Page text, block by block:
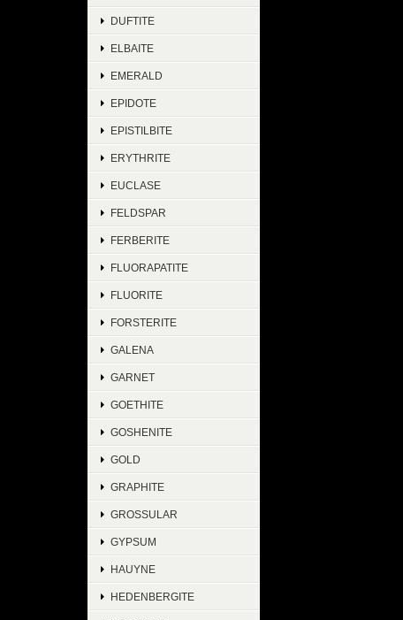
DUFTITE
ELBAITE
EMERALD
EPIDOTE
EPISTILBITE
ERYTHRITE
EUCLASE
FELDSPAR
FERBERITE
FLUORAPATITE
FLUORITE
FORSTERITE
GALENA
GARNET
GOETHITE
GOSHENITE
GOLD
GRAPHITE
GROSSULAR
GYPSUM
HAUYNE
HEDENBERGITE